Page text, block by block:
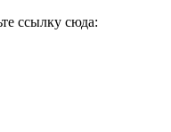
ссылку сюда: